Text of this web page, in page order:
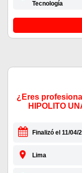
Tecnología
¿Eres
HIPOLITO
Finalizó el 11/04/
Lima